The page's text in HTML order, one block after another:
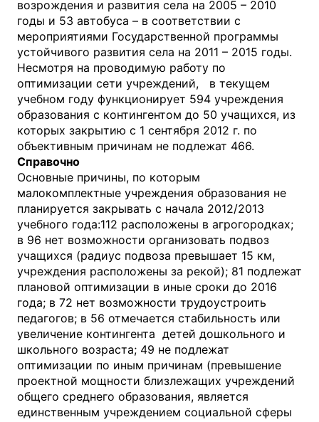
возрождения и развития села на 2005 – 2010
годы и 53 автобуса – в соответствии с
мероприятиями Государственной программы
устойчивого развития села на 2011 – 2015 годы.
Несмотря на проводимую работу по
оптимизации сети учреждений, в текущем
учебном году функционирует 594 учреждения
образования с контингентом до 50 учащихся, из
которых закрытию с 1 сентября 2012 г. по
объективным причинам не подлежат 466.
Справочно
Основные причины, по которым
малокомплектные учреждения образования не
планируется закрывать с начала 2012/2013
учебного года:112 расположены в агрогородках;
в 96 нет возможности организовать подвоз
учащихся (радиус подвоза превышает 15 км,
учреждения расположены за рекой); 81 подлежат
плановой оптимизации в иные сроки до 2016
года; в 72 нет возможности трудоустроить
педагогов; в 56 отмечается стабильность или
увеличение контингента детей дошкольного и
школьного возраста; 49 не подлежат
оптимизации по иным причинам (превышение
проектной мощности близлежащих учреждений
общего среднего образования, является
единственным учреждением социальной сферы